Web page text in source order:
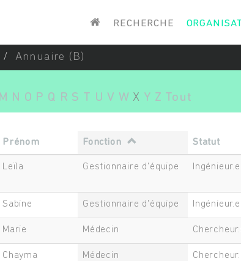
RECHERCHE
Annuaire (B)
M N O P Q R S T U V W X Y Z Tout
Prénom Fonction Statut
Leïla Gestionnaire d'équipe
Sabine Gestionnaire d'équipe
Marie Médecin
Chayma Médecin